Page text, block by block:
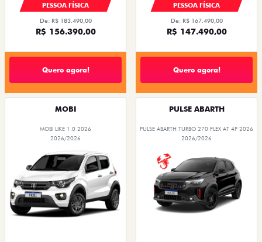
PESSOA FÍSICA
De: R$ 183.490,00
R$ 156.390,00
Quero agora!
PESSOA FÍSICA
De: R$ 167.490,00
R$ 147.490,00
Quero agora!
MOBI
MOBI LIKE 1.0 2026
2026/2026
PULSE ABARTH
PULSE ABARTH TURBO 270 FLEX AT 4P 2026
2026/2026